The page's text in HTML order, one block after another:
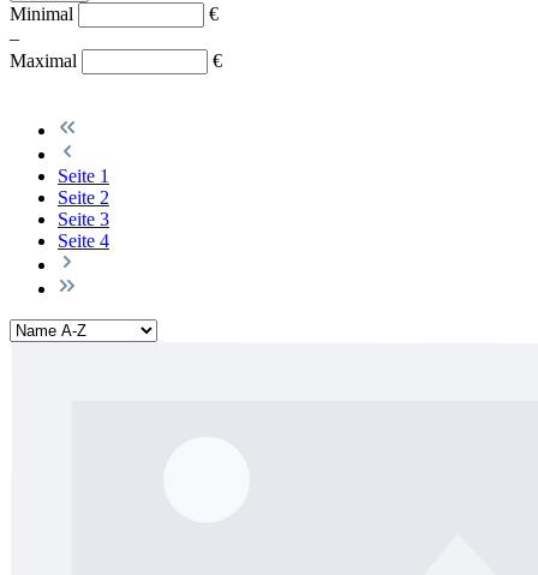
Minimal
€
–
Maximal
€
Seite 1
Seite 2
Seite 3
Seite 4